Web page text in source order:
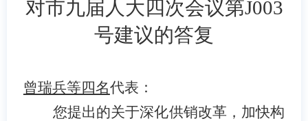
对市九届人大四次会议第J003
号建议的答复
曾瑞兵等四名代表：
您提出的关于深化供销改革，加快构